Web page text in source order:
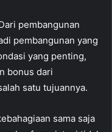
pembangunan
pembangunan yang
yang penting,
bonus dari
satu tujuannya.
sama saja